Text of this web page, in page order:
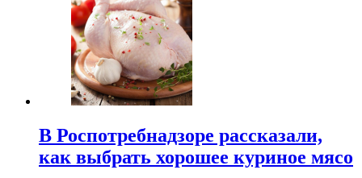
В Роспотребнадзоре рассказали,
как выбрать хорошее куриное мясо